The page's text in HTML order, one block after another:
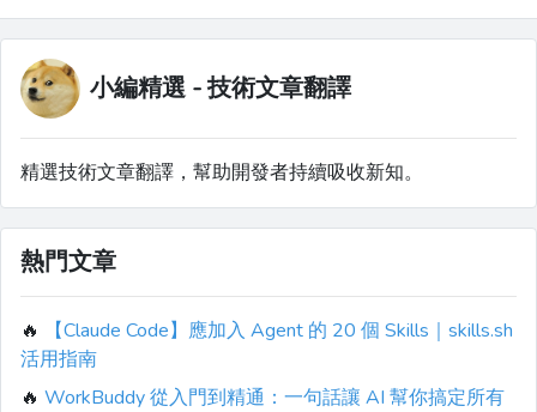
小編精選 - 技術文章翻譯
精選技術文章翻譯，幫助開發者持續吸收新知。
熱門文章
🔥
【Claude Code】應加入 Agent 的 20 個 Skills｜skills.sh
活用指南
🔥 WorkBuddy 從入門到精通：一句話讓 AI 幫你搞定所有